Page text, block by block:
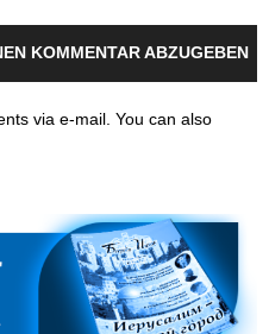
KOMMENTAR ABZUGEBEN
via e-mail. You can also